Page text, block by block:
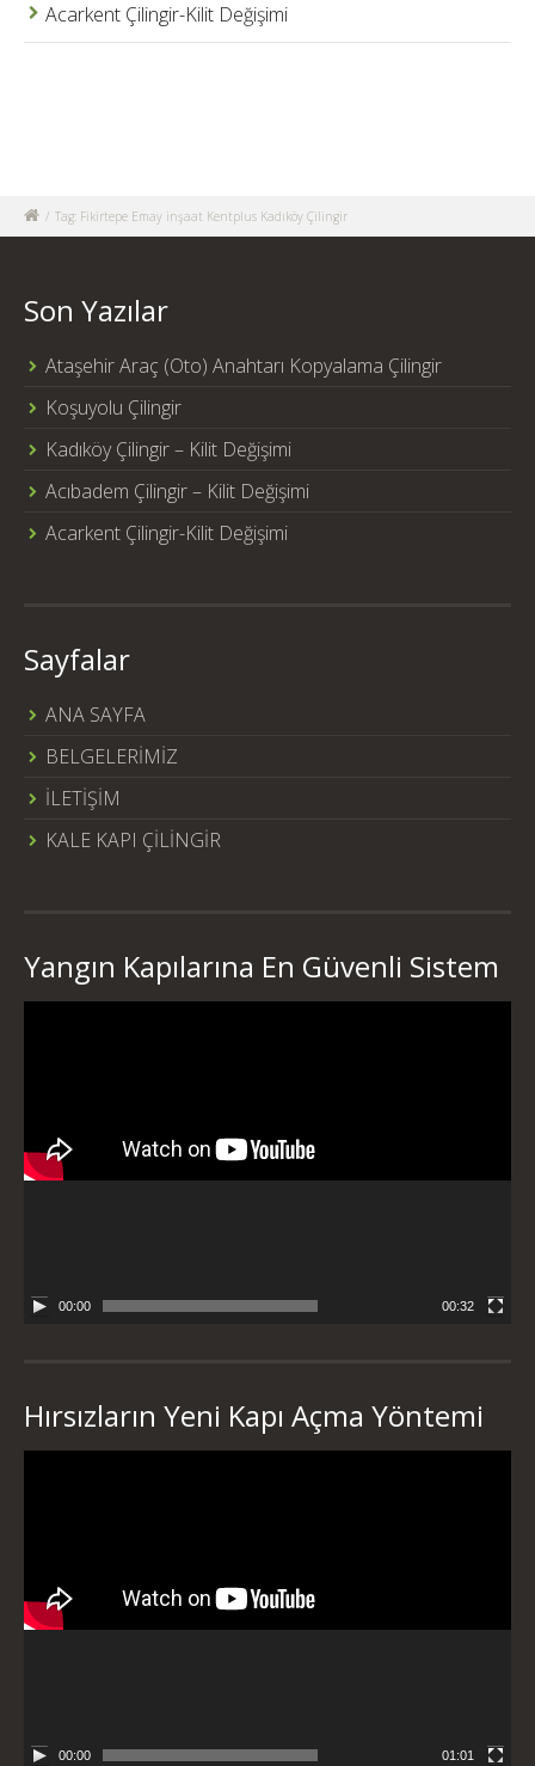
Acarkent Çilingir-Kilit Değişimi
/ Tag: Fikirtepe Emay inşaat Kentplus Kadıköy Çilingir
Son Yazılar
Ataşehir Araç (Oto) Anahtarı Kopyalama Çilingir
Koşuyolu Çilingir
Kadıköy Çilingir – Kilit Değişimi
Acıbadem Çilingir – Kilit Değişimi
Acarkent Çilingir-Kilit Değişimi
Sayfalar
ANA SAYFA
BELGELERİMİZ
İLETİŞİM
KALE KAPI ÇİLİNGİR
Yangın Kapılarına En Güvenli Sistem
00:00 00:32
Hırsızların Yeni Kapı Açma Yöntemi
00:00 01:01